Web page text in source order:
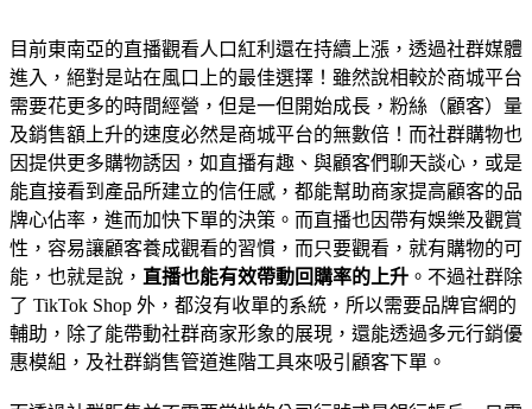
目前東南亞的直播觀看人口紅利還在持續上漲，透過社群媒體
進入，絕對是站在風口上的最佳選擇！雖然說相較於商城平台
需要花更多的時間經營，但是一但開始成長，粉絲（顧客）量
及銷售額上升的速度必然是商城平台的無數倍！而社群購物也
因提供更多購物誘因，如直播有趣、與顧客們聊天談心，或是
能直接看到產品所建立的信任感，都能幫助商家提高顧客的品
牌心佔率，進而加快下單的決策。而直播也因帶有娛樂及觀賞
性，容易讓顧客養成觀看的習慣，而只要觀看，就有購物的可
能，也就是說， 直播也能有效帶動回購率的上升 。不過社群除
了 TikTok Shop 外，都沒有收單的系統，所以需要品牌官網的
輔助，除了能帶動社群商家形象的展現，還能透過多元行銷優
惠模組，及社群銷售管道進階工具來吸引顧客下單。